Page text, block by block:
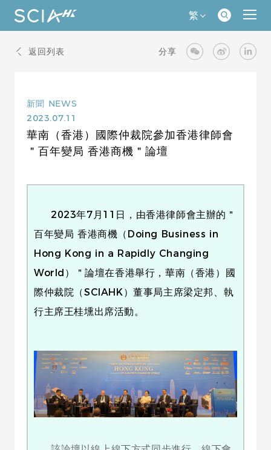
繁
返回列表 分享
新聞 NEWS
2023.07.11
華南（香港）國際仲裁院參加香港律師會
＂百年變局 香港商機＂論壇
2023年7月11日，由香港律師會主辦的＂
百年變局 香港商機（Doing Business in
Hong Kong in a Rapidly Changing
World）＂論壇在香港舉行，華南（香港）國
際仲裁院（SCIAHK）董事局主席梁定邦、執
行主席王桂壎出席活動。